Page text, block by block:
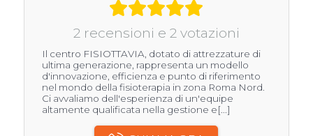
2 recensioni e 2 votazioni
Il centro FISIOTTAVIA, dotato di attrezzature di
ultima generazione, rappresenta un modello
d'innovazione, efficienza e punto di riferimento
nel mondo della fisioterapia in zona Roma Nord.
Ci avvaliamo dell'esperienza di un'equipe
altamente qualificata nella gestione e[...]